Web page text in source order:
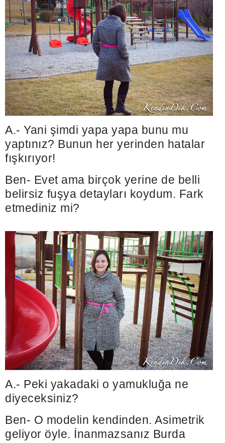
A.- Yani şimdi yapa yapa bunu mu
yaptınız? Bunun her yerinden hatalar
fışkırıyor!
Ben- Evet ama birçok yerine de belli
belirsiz fuşya detayları koydum. Fark
etmediniz mi?
A.- Peki yakadaki o yamukluğa ne
diyeceksiniz?
Ben- O modelin kendinden. Asimetrik
geliyor öyle. İnanmazsanız Burda